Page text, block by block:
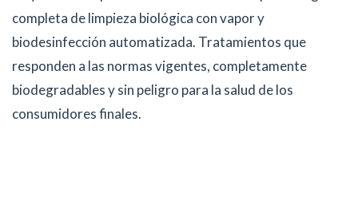
completa de limpieza biológica con vapor y
biodesinfección automatizada. Tratamientos que
responden a las normas vigentes, completamente
biodegradables y sin peligro para la salud de los
consumidores finales.